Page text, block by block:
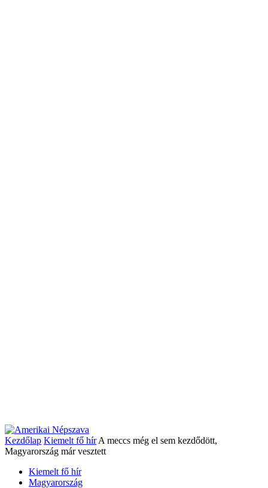
Kezdőlap Kiemelt fő hír A meccs még el sem kezdődött,
Magyarország már vesztett
Kiemelt fő hír
Magyarország